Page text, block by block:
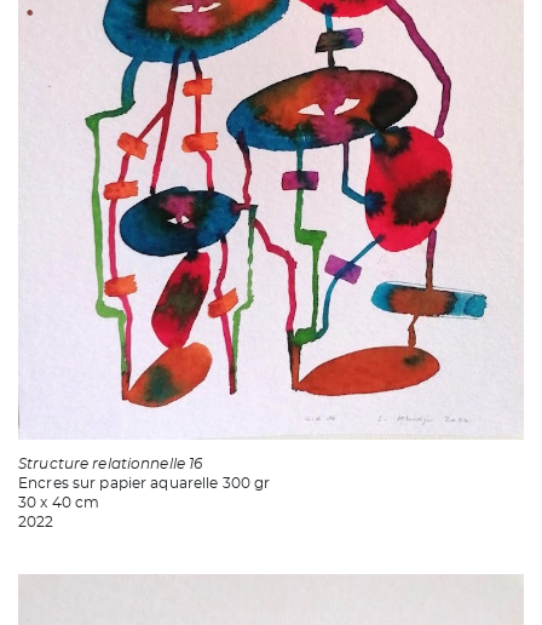
Structure relationnelle 16
Encres sur papier aquarelle 300 gr
30 x 40 cm
2022